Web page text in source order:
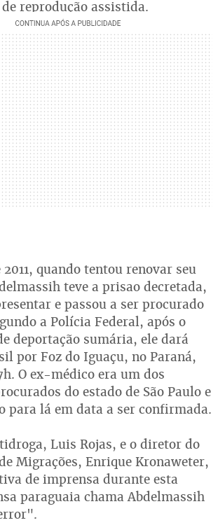
reprodução assistida.
quando tentou renovar seu
teve a prisao decretada,
e passou a ser procurado
a Polícia Federal, após o
deportação sumária, ele dará
por Foz do Iguaçu, no Paraná,
O ex-médico era um dos
do estado de São Paulo e
para lá em data a ser confirmada.
Luis Rojas, e o diretor do
Migrações, Enrique Kronaweter,
de imprensa durante esta
paraguaia chama Abdelmassih